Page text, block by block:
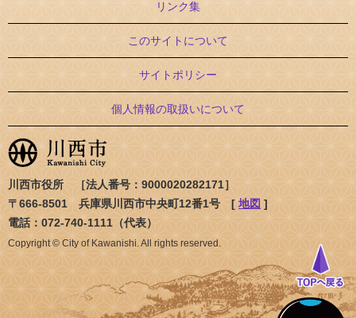
リンク集
このサイトについて
サイトポリシー
個人情報の取扱いについて
川西市役所 ［法人番号：9000020282171］
〒666-8501 兵庫県川西市中央町12番1号 [ 地図 ]
電話：072-740-1111（代表）
Copyright © City of Kawanishi. All rights reserved.